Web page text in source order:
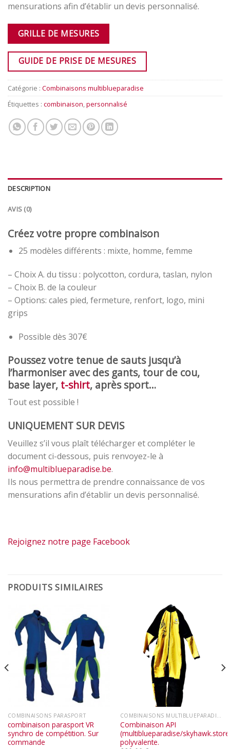
mensurations afin d’établir un devis personnalisé.
GRILLE DE MESURES
GUIDE DE PRISE DE MESURES
Catégorie : Combinaisons multiblueparadise
Étiquettes : combinaison,personnalisé
DESCRIPTION
AVIS (0)
Créez votre propre combinaison
25 modèles différents : mixte, homme, femme
– Choix A. du tissu : polycotton, cordura, taslan, nylon
– Choix B. de la couleur
– Options: cales pied, fermeture, renfort, logo, mini
grips
Possible dès 307€
Poussez votre tenue de sauts jusqu’à
l’harmoniser avec des gants, tour de cou,
base layer, t-shirt, après sport…
Tout est possible !
UNIQUEMENT SUR DEVIS
Veuillez s’il vous plaît télécharger et compléter le
document ci-dessous, puis renvoyez-le à
info@multiblueparadise.be.
Ils nous permettra de prendre connaissance de vos
mensurations afin d’établir un devis personnalisé.
Rejoignez notre page Facebook
PRODUITS SIMILAIRES
COMBINAISONS PARASPORT
combinaison parasport VR
synchro de compétition. Sur
commande
COMBINAISONS MULTIBLUEPARADISE
Combinaison API
(multiblueparadise/
polyvalente.